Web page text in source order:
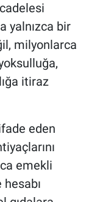
yalnızca bir
milyonlarca
itiraz
eden
emekli